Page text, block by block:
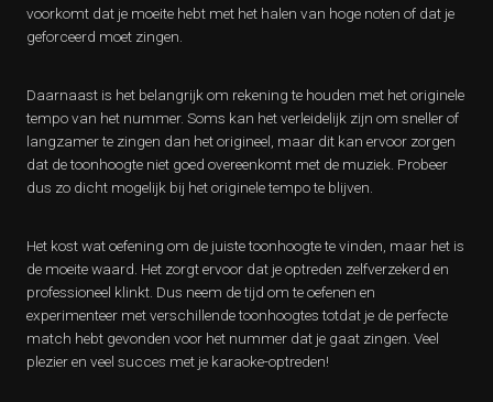
voorkomt dat je moeite hebt met het halen van hoge noten of dat je
geforceerd moet zingen.
Daarnaast is het belangrijk om rekening te houden met het originele
tempo van het nummer. Soms kan het verleidelijk zijn om sneller of
langzamer te zingen dan het origineel, maar dit kan ervoor zorgen
dat de toonhoogte niet goed overeenkomt met de muziek. Probeer
dus zo dicht mogelijk bij het originele tempo te blijven.
Het kost wat oefening om de juiste toonhoogte te vinden, maar het is
de moeite waard. Het zorgt ervoor dat je optreden zelfverzekerd en
professioneel klinkt. Dus neem de tijd om te oefenen en
experimenteer met verschillende toonhoogtes totdat je de perfecte
match hebt gevonden voor het nummer dat je gaat zingen. Veel
plezier en veel succes met je karaoke-optreden!